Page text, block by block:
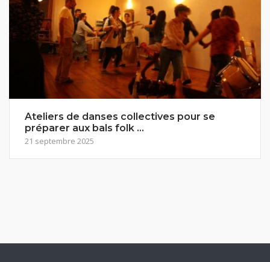
Ateliers de danses collectives pour se
préparer aux bals folk …
21 septembre 2025